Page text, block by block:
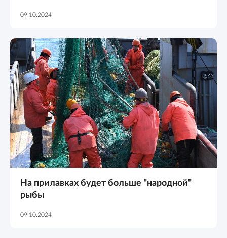
09.10.2024
На прилавках будет больше "народной"
рыбы
09.10.2024